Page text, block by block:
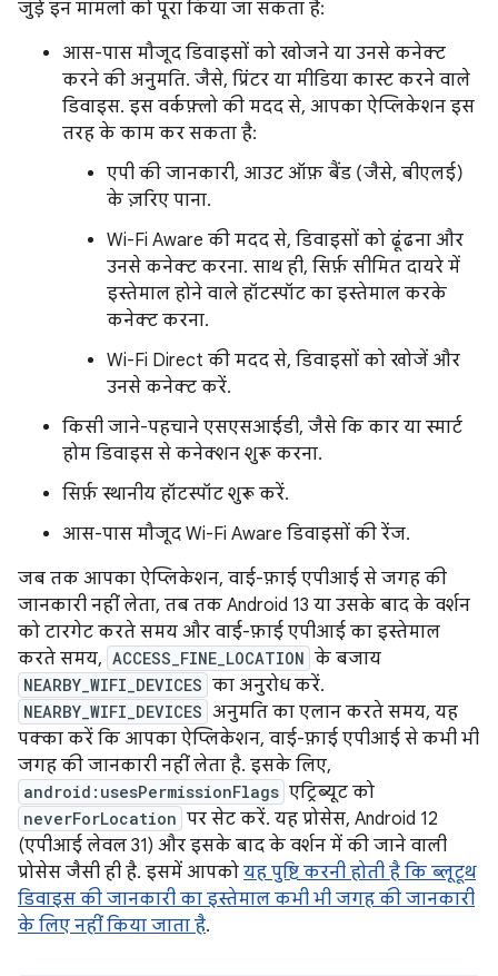
जुड़े इन मामलों को पूरा किया जा सकता है:
आस-पास मौजूद डिवाइसों को खोजने या उनसे कनेक्ट
करने की अनुमति. जैसे, प्रिंटर या मीडिया कास्ट करने वाले
डिवाइस. इस वर्कफ़्लो की मदद से, आपका ऐप्लिकेशन इस
तरह के काम कर सकता है:
एपी की जानकारी, आउट ऑफ़ बैंड (जैसे, बीएलई)
के ज़रिए पाना.
Wi-Fi Aware की मदद से, डिवाइसों को ढूंढना और
उनसे कनेक्ट करना. साथ ही, सिर्फ़ सीमित दायरे में
इस्तेमाल होने वाले हॉटस्पॉट का इस्तेमाल करके
कनेक्ट करना.
Wi-Fi Direct की मदद से, डिवाइसों को खोजें और
उनसे कनेक्ट करें.
किसी जाने-पहचाने एसएसआईडी, जैसे कि कार या स्मार्ट
होम डिवाइस से कनेक्शन शुरू करना.
सिर्फ़ स्थानीय हॉटस्पॉट शुरू करें.
आस-पास मौजूद Wi-Fi Aware डिवाइसों की रेंज.
जब तक आपका ऐप्लिकेशन, वाई-फ़ाई एपीआई से जगह की
जानकारी नहीं लेता, तब तक Android 13 या उसके बाद के वर्शन
को टारगेट करते समय और वाई-फ़ाई एपीआई का इस्तेमाल
करते समय, ACCESS_FINE_LOCATION के बजाय
NEARBY_WIFI_DEVICES का अनुरोध करें.
NEARBY_WIFI_DEVICES अनुमति का एलान करते समय, यह
पक्का करें कि आपका ऐप्लिकेशन, वाई-फ़ाई एपीआई से कभी भी
जगह की जानकारी नहीं लेता है. इसके लिए,
android:usesPermissionFlags एट्रिब्यूट को
neverForLocation पर सेट करें. यह प्रोसेस, Android 12
(एपीआई लेवल 31) और इसके बाद के वर्शन में की जाने वाली
प्रोसेस जैसी ही है. इसमें आपको यह पुष्टि करनी होती है कि ब्लूटूथ
डिवाइस की जानकारी का इस्तेमाल कभी भी जगह की जानकारी
के लिए नहीं किया जाता है.